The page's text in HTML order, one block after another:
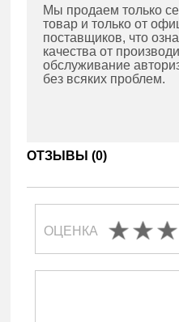
Мы продаем только
товар и только от
поставщиков, что
качества от
обслуживание
без всяких проблем.
ОТЗЫВЫ (0)
ОЦЕНКА